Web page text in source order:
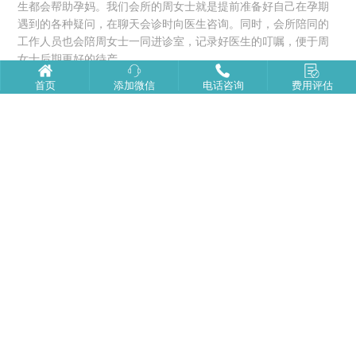
生都会帮助孕妈。我们会所的周女士就是提前准备好自己在孕期
遇到的各种疑问，在聊天会诊时向医生咨询。同时，会所陪同的
工作人员也会陪周女士一同进诊室，记录好医生的叮嘱，便于周
女士后期更好的待产。
以上是给大家介绍的去美国生子按时产检，呵护宝妈宝宝健康！，
首页 添加微信 电话咨询 费用评估